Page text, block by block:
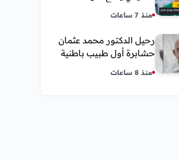
النادي
منذ 7 ساعات
رحيل الدكتور محمد عثمان
حشابرة أول طبيب باطنية
منذ 8 ساعات